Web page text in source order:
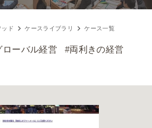
ッド ケースライブラリ ケース一覧
ローバル経営 #両利きの経営